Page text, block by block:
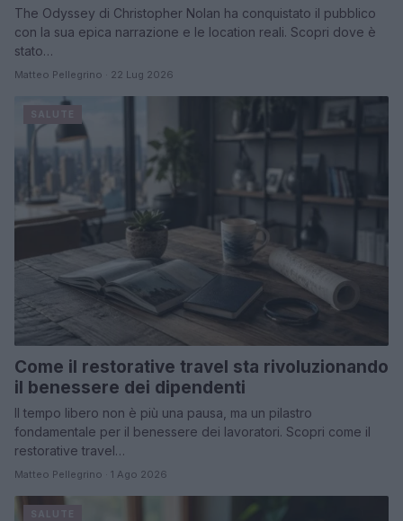
The Odyssey di Christopher Nolan ha conquistato il pubblico
con la sua epica narrazione e le location reali. Scopri dove è
stato…
Matteo Pellegrino · 22 Lug 2026
Come il restorative travel sta rivoluzionando
il benessere dei dipendenti
Il tempo libero non è più una pausa, ma un pilastro
fondamentale per il benessere dei lavoratori. Scopri come il
restorative travel…
Matteo Pellegrino · 1 Ago 2026